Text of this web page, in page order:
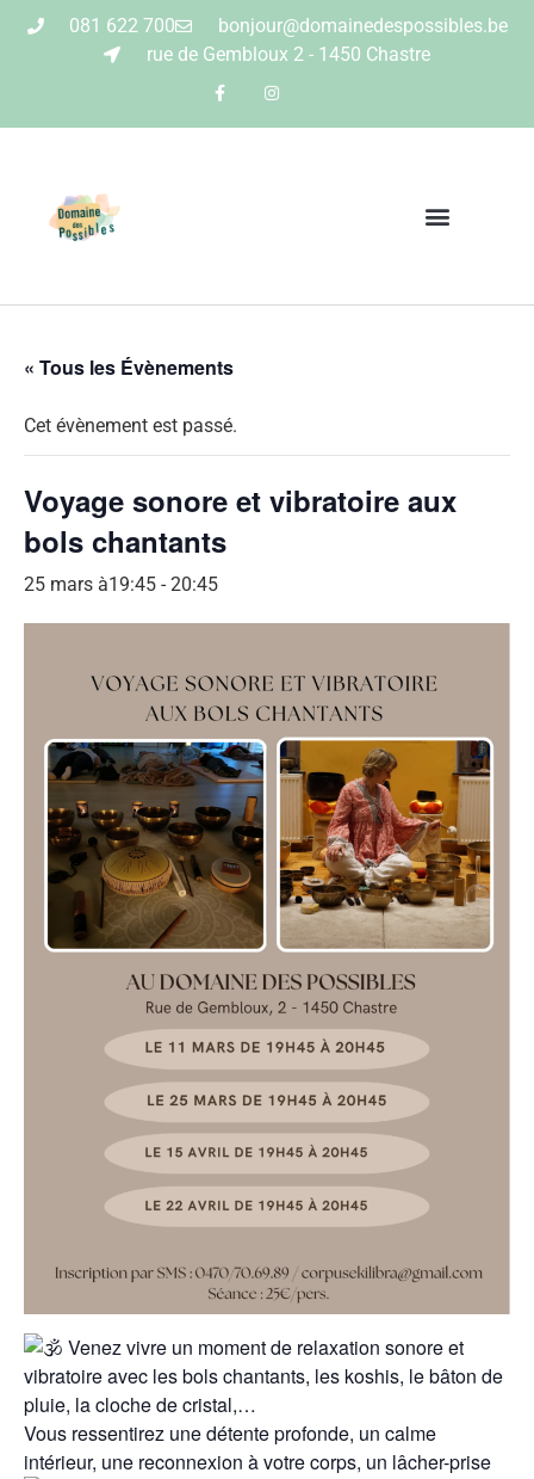
081 622 700
bonjour@domainedespossibles.be
rue de Gembloux 2 - 1450 Chastre
« Tous les Évènements
Cet évènement est passé.
Voyage sonore et vibratoire aux
bols chantants
25 mars à19:45 - 20:45
Venez vivre un moment de relaxation sonore et
vibratoire avec les bols chantants, les koshis, le bâton de
pluie, la cloche de cristal,…
Vous ressentirez une détente profonde, un calme
intérieur, une reconnexion à votre corps, un lâcher-prise